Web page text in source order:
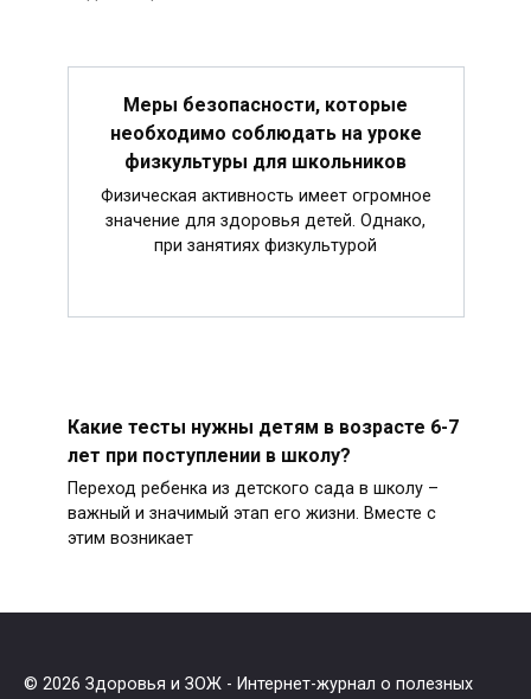
Меры безопасности, которые
необходимо соблюдать на уроке
физкультуры для школьников
Физическая активность имеет огромное
значение для здоровья детей. Однако,
при занятиях физкультурой
Какие тесты нужны детям в возрасте 6-7
лет при поступлении в школу?
Переход ребенка из детского сада в школу –
важный и значимый этап его жизни. Вместе с
этим возникает
© 2026 Здоровья и ЗОЖ - Интернет-журнал о полезных